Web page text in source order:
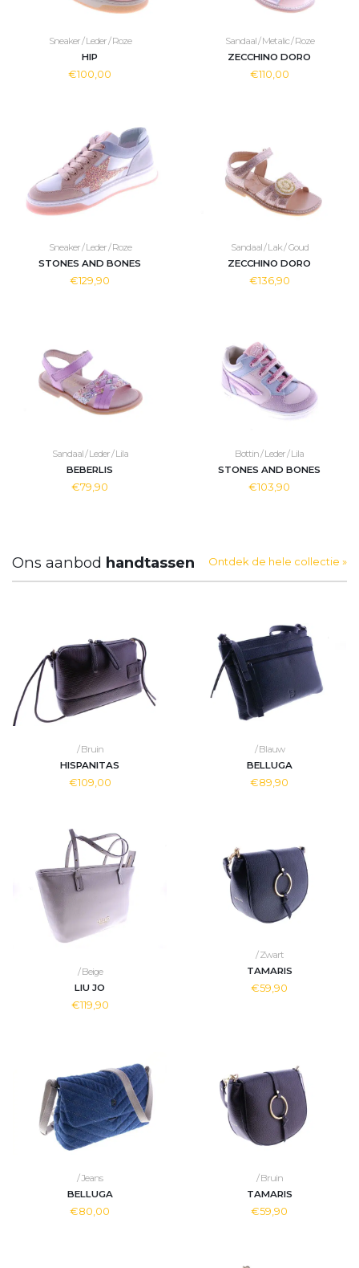
Sneaker / Leder / Roze
HIP
€100,00
Sandaal / Metalic / Roze
ZECCHINO DORO
€110,00
Sneaker / Leder / Roze
STONES AND BONES
€129,90
Sandaal / Lak / Goud
ZECCHINO DORO
€136,90
Sandaal / Leder / Lila
BEBERLIS
€79,90
Bottin / Leder / Lila
STONES AND BONES
€103,90
Ons aanbod handtassen Ontdek de hele collectie »
/ Bruin
HISPANITAS
€109,00
/ Blauw
BELLUGA
€89,90
/ Beige
LIU JO
€119,90
/ Zwart
TAMARIS
€59,90
/ Jeans
BELLUGA
€80,00
/ Bruin
TAMARIS
€59,90